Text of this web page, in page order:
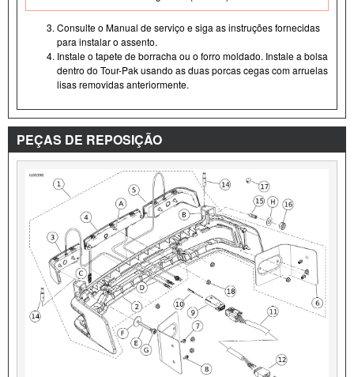
Consulte o Manual de serviço e siga as instruções fornecidas
para instalar o assento.
Instale o tapete de borracha ou o forro moldado. Instale a bolsa
dentro do Tour- Pak usando as duas porcas cegas com arruelas
lisas removidas anteriormente.
PEÇAS DE REPOSIÇÃO